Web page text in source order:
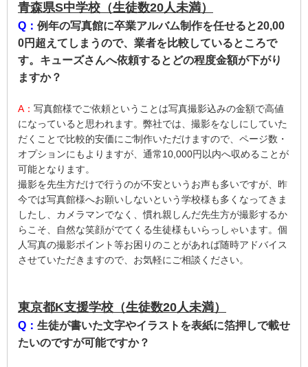
青森県S中学校（生徒数20人未満）
Q： 例年の写真館に卒業アルバム制作を任せると20,00
0円超えてしまうので、業者を比較しているところで
す。キューズさんへ依頼するとどの程度金額が下がり
ますか？
A： 写真館様でご依頼ということは写真撮影込みの金額で高値
になっていると思われます。弊社では、撮影をなしにしていた
だくことで比較的安価にご制作いただけますので、ページ数・
オプションにもよりますが、通常10,000円以内へ収めることが
可能となります。
撮影を先生方だけで行うのが不安というお声も多いですが、昨
今では写真館様へお願いしないという学校様も多くなってきま
したし、カメラマンでなく、慣れ親しんだ先生方が撮影するか
らこそ、自然な笑顔がでてくる生徒様もいらっしゃいます。個
人写真の撮影ポイント等お困りのことがあれば随時アドバイス
させていただきますので、お気軽にご相談ください。
東京都K支援学校（生徒数20人未満）
Q： 生徒が書いた文字やイラストを表紙に箔押しで載せ
たいのですが可能ですか？